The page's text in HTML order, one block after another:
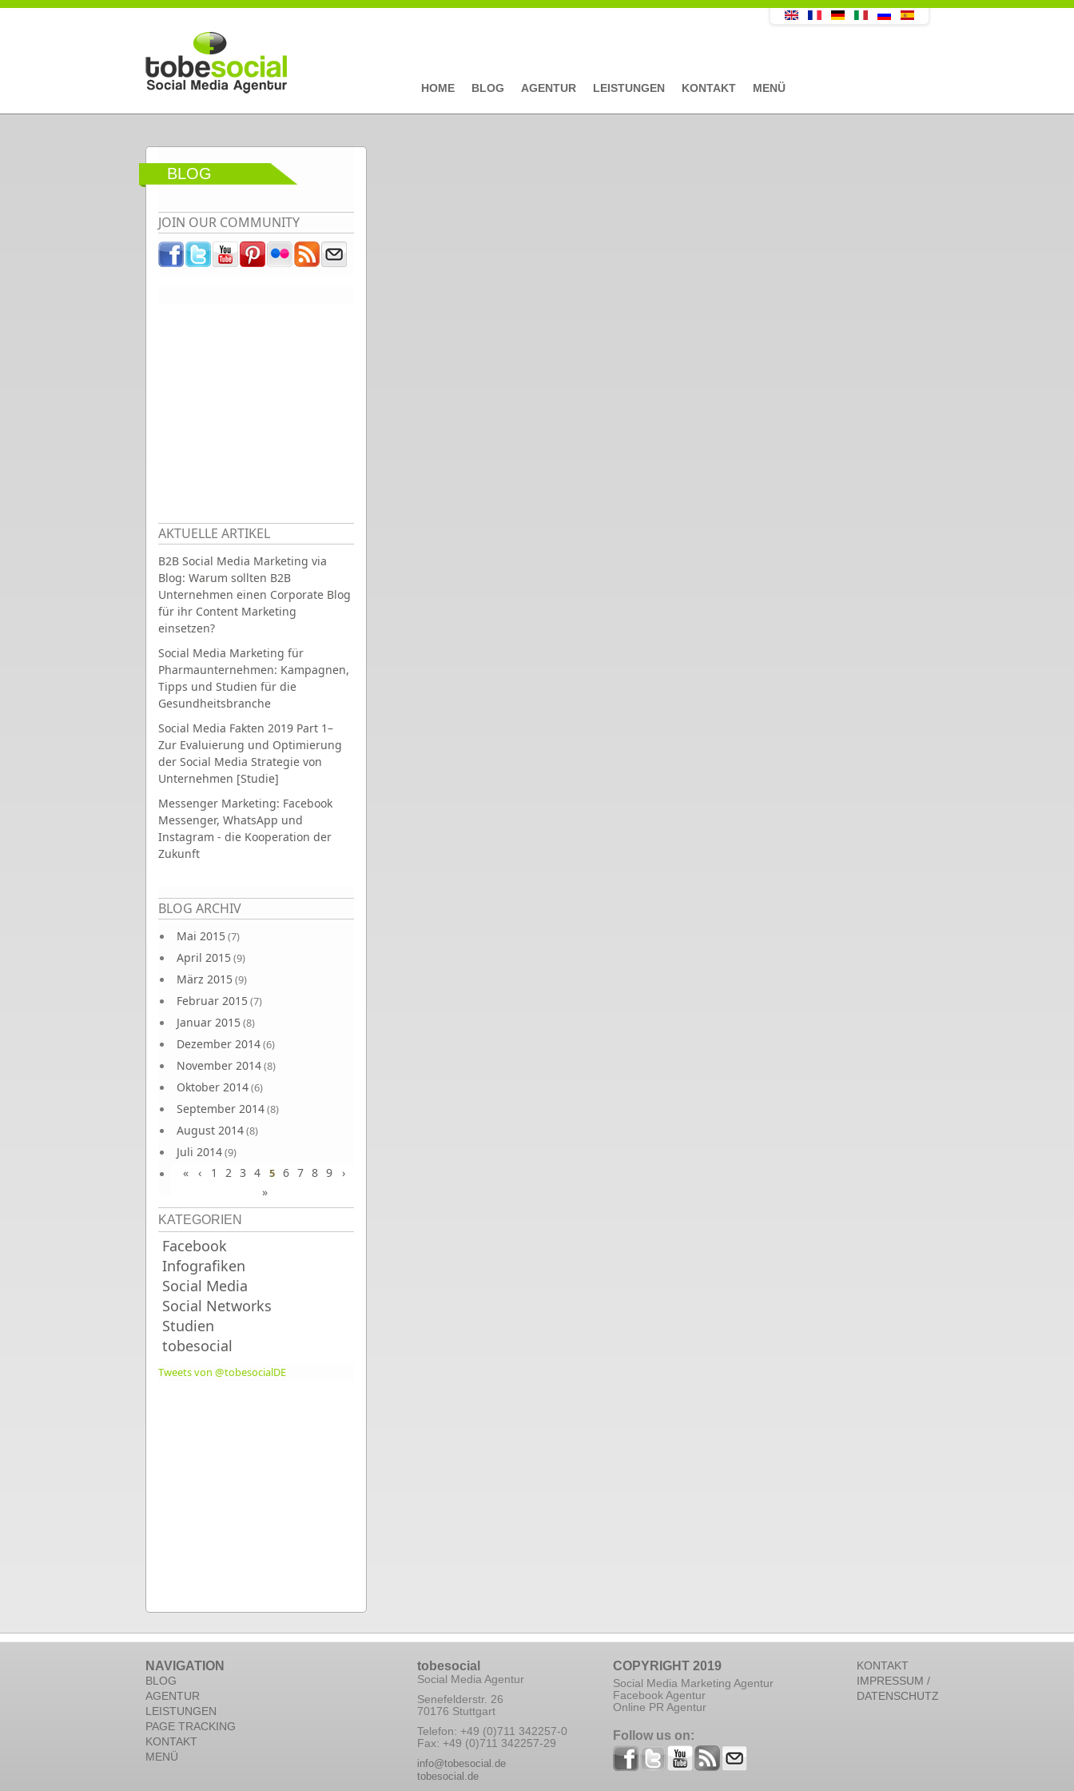
Direkt zum Inhalt
HOME BLOG AGENTUR LEISTUNGEN KONTAKT MENÜ
BLOG
JOIN OUR COMMUNITY
AKTUELLE ARTIKEL
B2B Social Media Marketing via
Blog: Warum sollten B2B
Unternehmen einen Corporate Blog
für ihr Content Marketing
einsetzen?
Social Media Marketing für
Pharmaunternehmen: Kampagnen,
Tipps und Studien für die
Gesundheitsbranche
Social Media Fakten 2019 Part 1–
Zur Evaluierung und Optimierung
der Social Media Strategie von
Unternehmen [Studie]
Messenger Marketing: Facebook
Messenger, WhatsApp und
Instagram - die Kooperation der
Zukunft
BLOG ARCHIV
Mai 2015(7)
April 2015(9)
März 2015(9)
Februar 2015(7)
Januar 2015(8)
Dezember 2014(6)
November 2014(8)
Oktober 2014(6)
September 2014(8)
August 2014(8)
Juli 2014(9)
Juni 2014(8)
Seiten
« ‹ 1 2 3 4 5 6 7 8 9
›
»
KATEGORIEN
Facebook
Infografiken
Social Media
Social Networks
Studien
tobesocial
Tweets von @tobesocialDE
NAVIGATION
BLOG
AGENTUR
LEISTUNGEN
PAGE TRACKING
KONTAKT
MENÜ
tobesocial
Social Media Agentur
Senefelderstr. 26
70176 Stuttgart
Telefon: +49 (0)711 342257-0
Fax: +49 (0)711 342257-29
info@tobesocial.de
tobesocial.de
COPYRIGHT 2019
Social Media Marketing Agentur
Facebook Agentur
Online PR Agentur
Follow us on:
KONTAKT
IMPRESSUM /
DATENSCHUTZ